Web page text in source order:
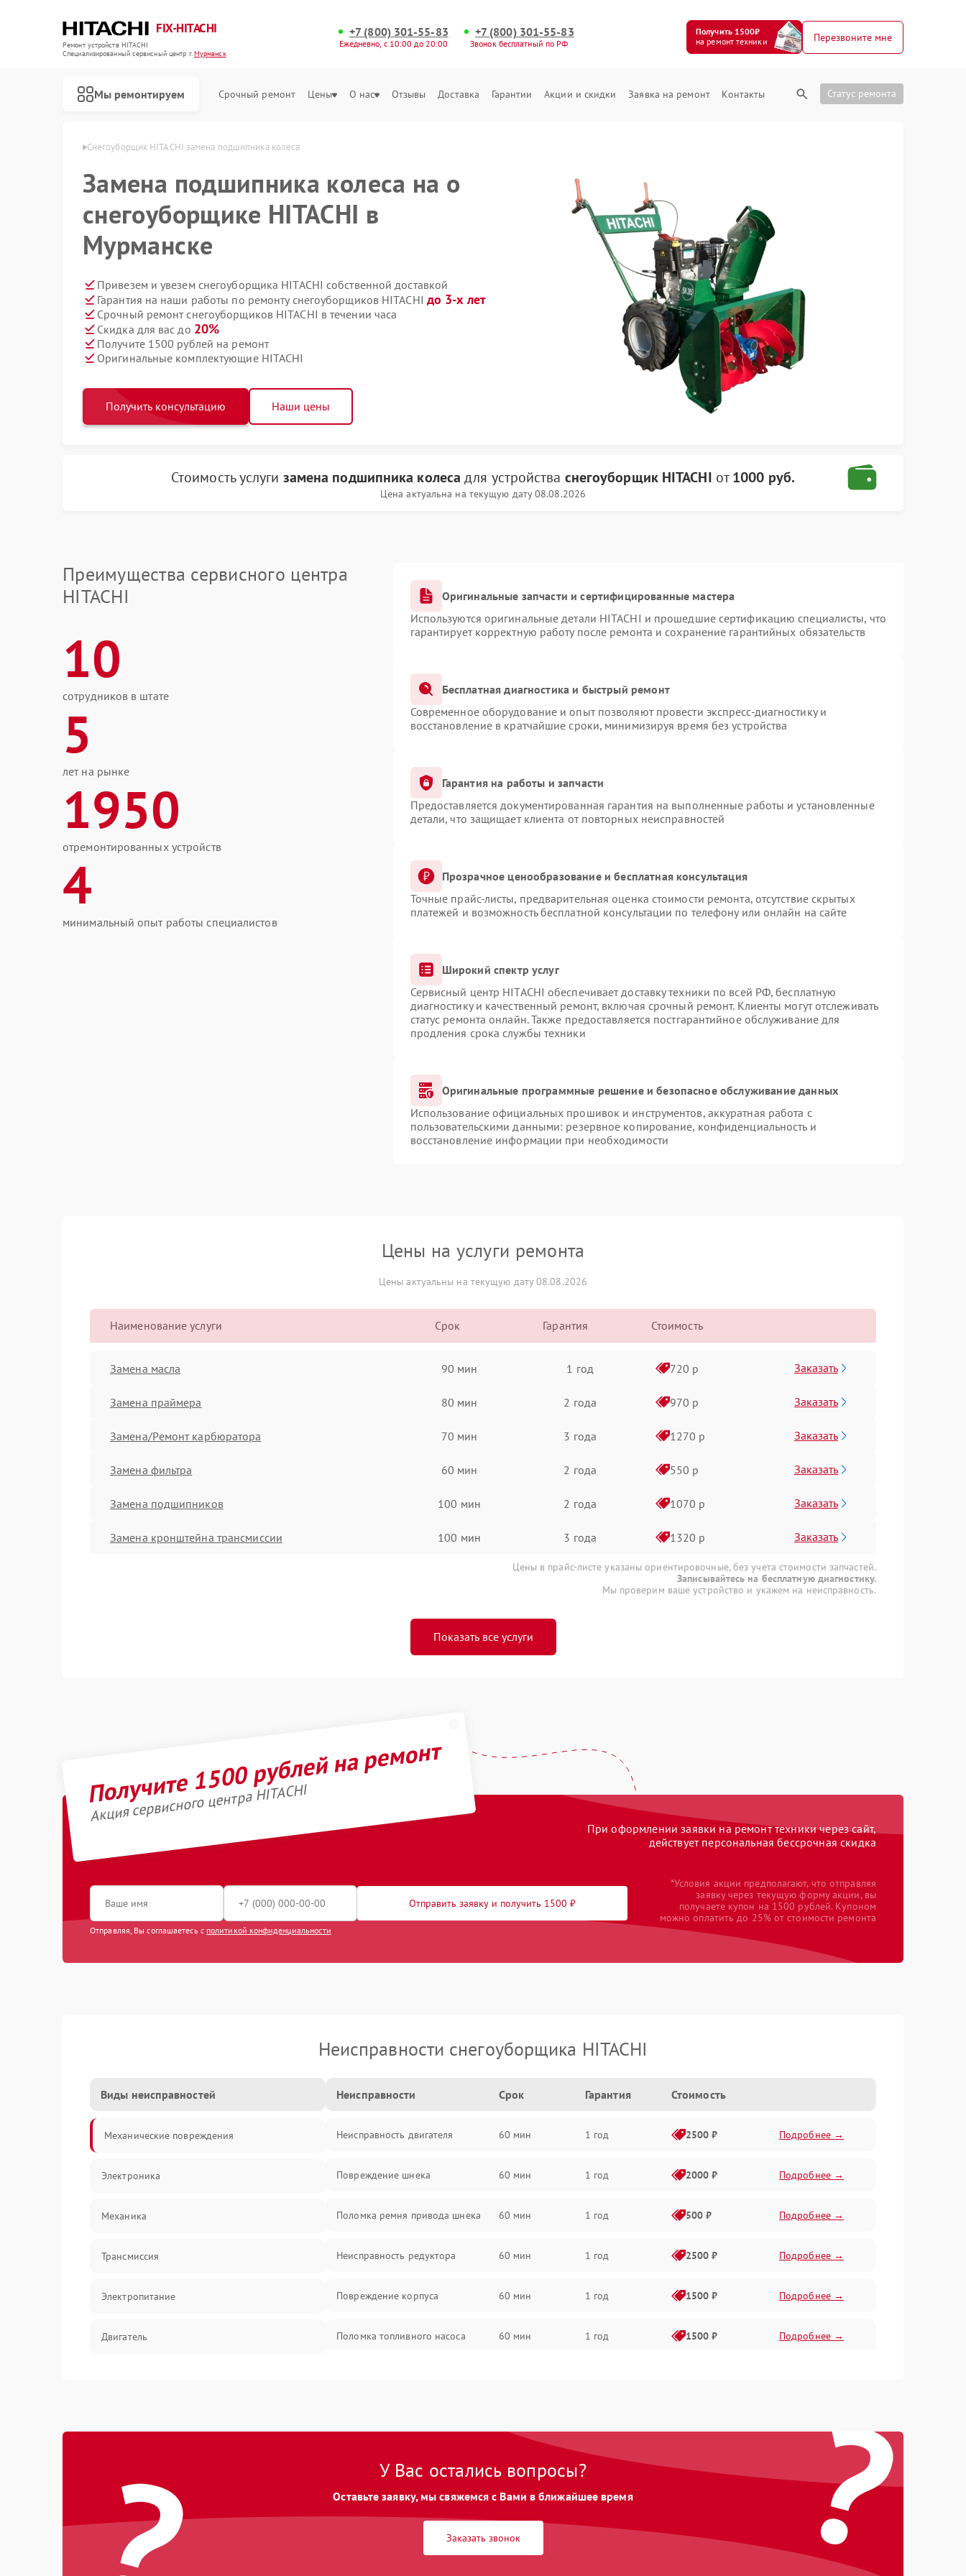
FIX-HITACHI
Ремонт устройств HITACHI
Специализированный cервисный центр г.Мурманск
+7 (800) 301-55-83
Ежедневно, с 10:00 до 20:00
+7 (800) 301-55-83
Звонок бесплатный по РФ
Получить 1500₽
на ремонт техники
Перезвоните мне
Мы ремонтируем Срочный ремонт Цены О нас Отзывы Доставка Гарантии Акции и скидки Заявка на ремонт Контакты Статус ремонта
Снегоуборщик HITACHI замена подшипника колеса
Замена подшипника колеса на о
снегоуборщике HITACHI в
Мурманске
Привезем и увезем снегоуборщика HITACHI собственной доставкой
Гарантия на наши работы по ремонту снегоуборщиков HITACHI до 3-х лет
Срочный ремонт снегоуборщиков HITACHI в течении часа
Скидка для вас до 20%
Получите 1500 рублей на ремонт
Оригинальные комплектующие HITACHI
Получить консультацию Наши цены
Стоимость услуги замена подшипника колеса для устройства снегоуборщик HITACHI от1000 руб.
Цена актуальна на текущую дату 08.08.2026
Преимущества сервисного центра
HITACHI
10
сотрудников в штате
5
лет на рынке
1950
отремонтированных устройств
4
минимальный опыт работы специалистов
Оригинальные запчасти и сертифицированные мастера
Используются оригинальные детали HITACHI и прошедшие сертификацию специалисты, что
гарантирует корректную работу после ремонта и сохранение гарантийных обязательств
Бесплатная диагностика и быстрый ремонт
Современное оборудование и опыт позволяют провести экспресс-диагностику и
восстановление в кратчайшие сроки, минимизируя время без устройства
Гарантия на работы и запчасти
Предоставляется документированная гарантия на выполненные работы и установленные
детали, что защищает клиента от повторных неисправностей
Прозрачное ценообразование и бесплатная консультация
Точные прайс-листы, предварительная оценка стоимости ремонта, отсутствие скрытых
платежей и возможность бесплатной консультации по телефону или онлайн на сайте
Широкий спектр услуг
Сервисный центр HITACHI обеспечивает доставку техники по всей РФ, бесплатную
диагностику и качественный ремонт, включая срочный ремонт. Клиенты могут отслеживать
статус ремонта онлайн. Также предоставляется постгарантийное обслуживание для
продления срока службы техники
Оригинальные программные решение и безопасное обслуживание данных
Использование официальных прошивок и инструментов, аккуратная работа с
пользовательскими данными: резервное копирование, конфиденциальность и
восстановление информации при необходимости
Цены на услуги ремонта
Цены актуальны на текущую дату 08.08.2026
Наименование услуги Срок Гарантия Стоимость
Замена масла 90 мин 1 год 720 р Заказать
Замена праймера 80 мин 2 года 970 р Заказать
Замена/Pемонт карбюратора 70 мин 3 года 1270 р Заказать
Замена фильтра 60 мин 2 года 550 р Заказать
Замена подшипников 100 мин 2 года 1070 р Заказать
Замена кронштейна трансмиссии 100 мин 3 года 1320 р Заказать
Цены в прайс-листе указаны ориентировочные, без учета стоимости запчастей.
Записывайтесь на бесплатную диагностику.
Мы проверим ваше устройство и укажем на неисправность.
Показать все услуги
Получите 1500 рублей на ремонт
Акция сервисного центра HITACHI
При оформлении заявки на ремонт техники через сайт,
действует персональная бессрочная скидка
Отправить заявку и получить 1500 ₽
Отправляя, Вы соглашаетесь с политикой конфиденциальности
*Условия акции предполагают, что отправляя
заявку через текущую форму акции, вы
получаете купон на 1500 рублей. Купоном
можно оплатить до 25% от стоимости ремонта
Неисправности снегоуборщика HITACHI
Виды неисправностей
Механические повреждения
Электроника
Механика
Трансмиссия
Электропитание
Двигатель
Неисправности Срок Гарантия Стоимость
Неисправность двигателя 60 мин 1 год 2500 ₽ Подробнее →
Повреждение шнека 60 мин 1 год 2000 ₽ Подробнее →
Поломка ремня привода шнека 60 мин 1 год 500 ₽ Подробнее →
Неисправность редуктора 60 мин 1 год 2500 ₽ Подробнее →
Повреждение корпуса 60 мин 1 год 1500 ₽ Подробнее →
Поломка топливного насоса 60 мин 1 год 1500 ₽ Подробнее →
1 год
Неисправность системы выброса
60 мин 1 год Подробнее →
Подробнее →
?
У Вас остались вопросы?
Оставьте заявку, мы свяжемся с Вами в ближайшее время
Заказать звонок